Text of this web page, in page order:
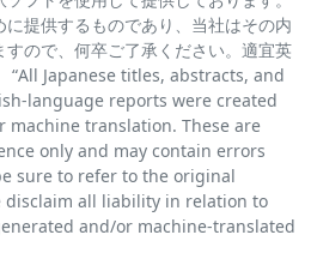
提供するものであり、当社はその内
ので、何卒ご了承ください。適宜英
“All Japanese titles, abstracts, and
language reports were created
machine translation. These are
only and may contain errors
sure to refer to the original
disclaim all liability in relation to
and/or machine-translated